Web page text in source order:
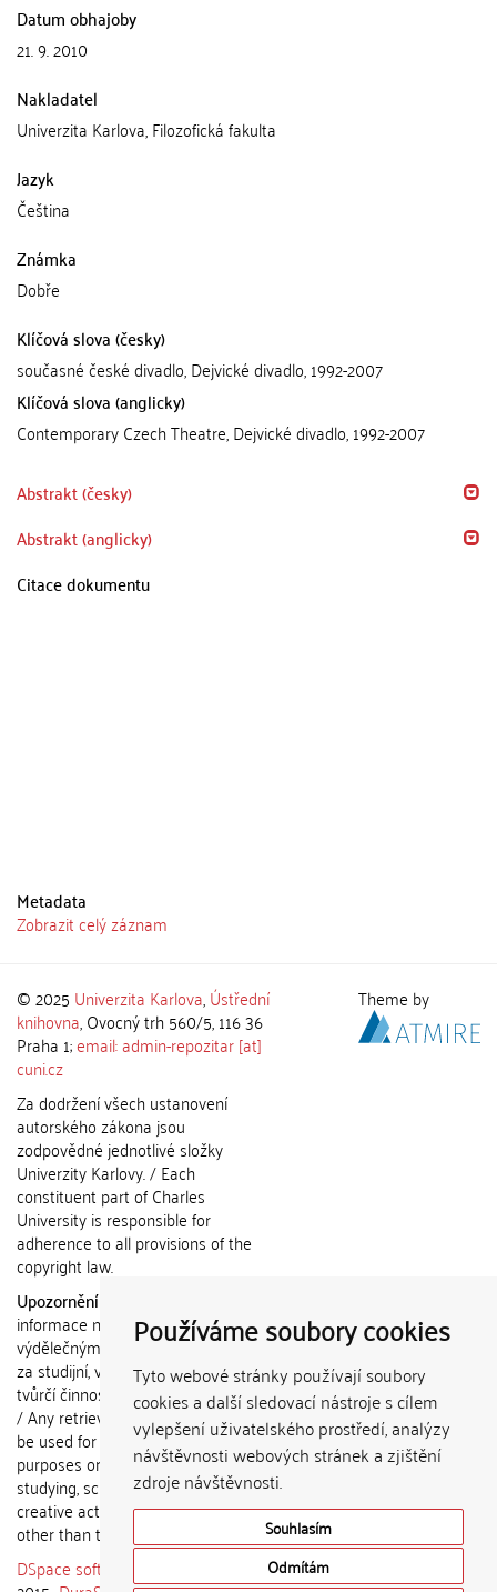
Používáme soubory cookies
Tyto webové stránky používají soubory
cookies a další sledovací nástroje s cílem
vylepšení uživatelského prostředí, analýzy
návštěvnosti webových stránek a zjištění
zdroje návštěvnosti.
Souhlasím
Odmítám
Datum obhajoby
21. 9. 2010
Nakladatel
Univerzita Karlova, Filozofická fakulta
Jazyk
Čeština
Známka
Dobře
Klíčová slova (česky)
současné české divadlo, Dejvické divadlo, 1992-2007
Klíčová slova (anglicky)
Contemporary Czech Theatre, Dejvické divadlo, 1992-2007
Abstrakt (česky)
Abstrakt (anglicky)
Citace dokumentu
Metadata
Zobrazit celý záznam
© 2025 Univerzita Karlova,Ústřední
knihovna, Ovocný trh 560/5, 116 36
Praha 1;email: admin-repozitar [at]
cuni.cz
Za dodržení všech ustanovení
autorského zákona jsou
zodpovědné jednotlivé složky
Univerzity Karlovy. / Each
constituent part of Charles
University is responsible for
adherence to all provisions of the
copyright law.
Upozornění / Notice:
informace nemohou být použity k
výdělečným účelům nebo vydávány
za studijní, vědeckou nebo jinou
tvůrčí činnost jiné osoby než autora.
/ Any retrieved information shall not
be used for any commercial
purposes or claimed as results of
studying, scientific or any other
creative activities of any person
other than the author.
DSpace software
copyright © 2002-
Theme by